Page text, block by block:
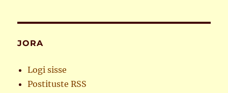
JORA
Logi sisse
Postituste RSS